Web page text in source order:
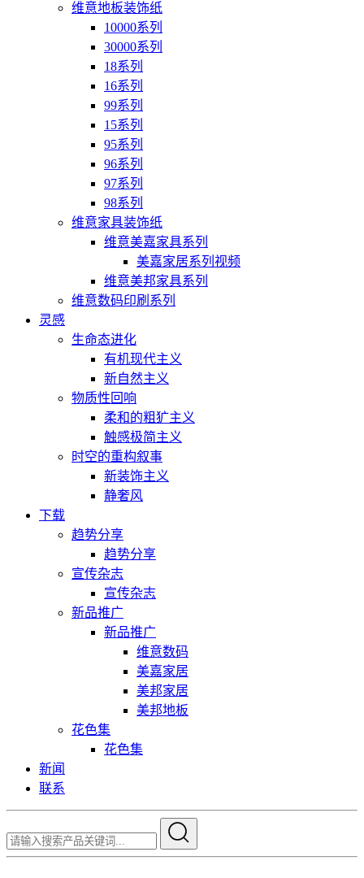
维意地板装饰纸
10000系列
30000系列
18系列
16系列
99系列
15系列
95系列
96系列
97系列
98系列
维意家具装饰纸
维意美嘉家具系列
美嘉家居系列视频
维意美邦家具系列
维意数码印刷系列
灵感
生命态进化
有机现代主义
新自然主义
物质性回响
柔和的粗犷主义
触感极简主义
时空的重构叙事
新装饰主义
静奢风
下载
趋势分享
趋势分享
宣传杂志
宣传杂志
新品推广
新品推广
维意数码
美嘉家居
美邦家居
美邦地板
花色集
花色集
新闻
联系